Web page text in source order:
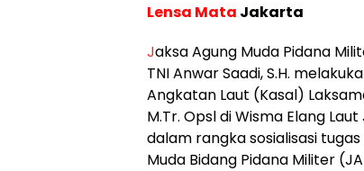
Lensa Mata Jakarta
Jaksa Agung Muda Pidana
TNI Anwar Saadi, S.H.
Angkatan Laut (Kasal)
M.Tr. Opsl di Wisma Elang
dalam rangka sosialisasi
Muda Bidang Pidana Militer